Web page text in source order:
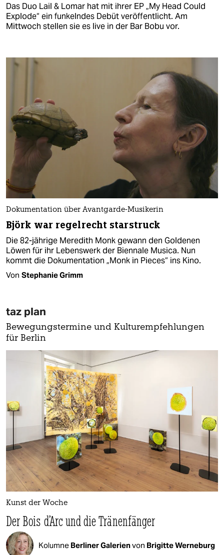
Das Duo Lail & Lomar hat mit ihrer EP „My Head Could
Explode“ ein funkelndes Debüt veröffentlicht. Am
Mittwoch stellen sie es live in der Bar Bobu vor.
Dokumentation über Avantgarde-Musikerin
Björk war regelrecht starstruck
Die 82-jährige Meredith Monk gewann den Goldenen
Löwen für ihr Lebenswerk der Biennale Musica. Nun
kommt die Dokumentation „Monk in Pieces“ ins Kino.
Von Stephanie Grimm
taz plan
Bewegungstermine und Kulturempfehlungen
für Berlin
Kunst der Woche
Der Bois d’Arc und die Tränenfänger
Kolumne Berliner Galerienvon Brigitte Werneburg